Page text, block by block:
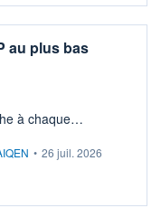
au plus bas
à chaque
sa retraite.
• 26 juil. 2026